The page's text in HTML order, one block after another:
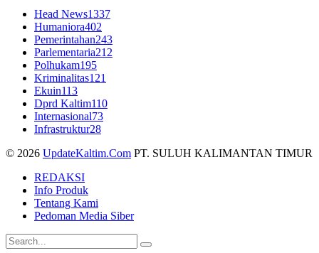
Head News1337
Humaniora402
Pemerintahan243
Parlementaria212
Polhukam195
Kriminalitas121
Ekuin113
Dprd Kaltim110
Internasional73
Infrastruktur28
© 2026 UpdateKaltim.Com PT. SULUH KALIMANTAN TIMUR
REDAKSI
Info Produk
Tentang Kami
Pedoman Media Siber